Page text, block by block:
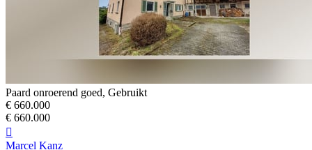
Paard onroerend goed, Gebruikt
€ 660.000
€ 660.000

Marcel Kanz